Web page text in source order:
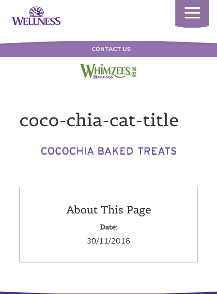
Toggle
CONTACT US
coco-chia-cat-title
About This Page
Date:
30/11/2016